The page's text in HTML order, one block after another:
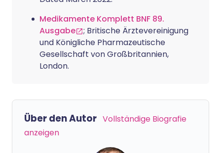
Medikamente Komplett BNF 89.
Ausgabe
; Britische Ärztevereinigung
und Königliche Pharmazeutische
Gesellschaft von Großbritannien,
London.
Über den Autor Vollständige Biografie
anzeigen